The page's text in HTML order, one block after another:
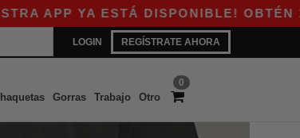
APP YA ESTÁ DISPONIBLE! OBTÉN
LOGIN REGÍSTRATE AHORA
0
Gorras Trabajo Otro